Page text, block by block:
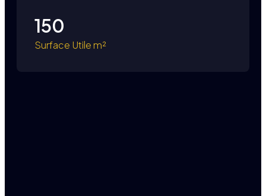
Surface Utile m²
150